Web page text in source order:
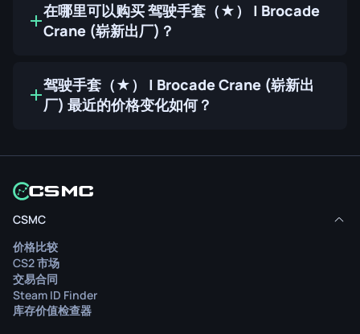
在哪里可以购买 驾驶手套（★） | Brocade
Crane (崭新出厂)？
驾驶手套（★） | Brocade Crane (崭新出
厂) 最近的价格变化如何？
CSMC
价格比较
CS2 市场
交易合同
Steam ID Finder
库存价值检查器